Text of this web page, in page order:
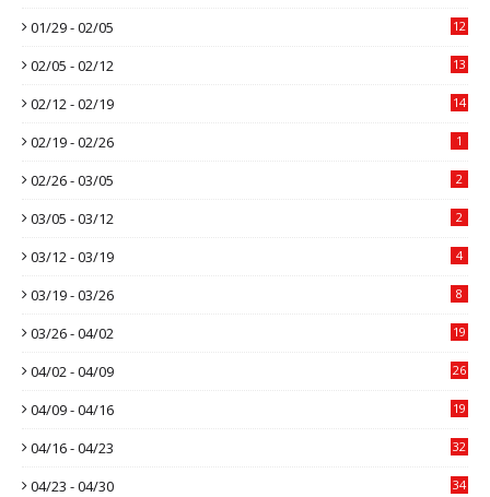
01/29 - 02/05 12
02/05 - 02/12 13
02/12 - 02/19 14
02/19 - 02/26 1
02/26 - 03/05 2
03/05 - 03/12 2
03/12 - 03/19 4
03/19 - 03/26 8
03/26 - 04/02 19
04/02 - 04/09 26
04/09 - 04/16 19
04/16 - 04/23 32
04/23 - 04/30 34